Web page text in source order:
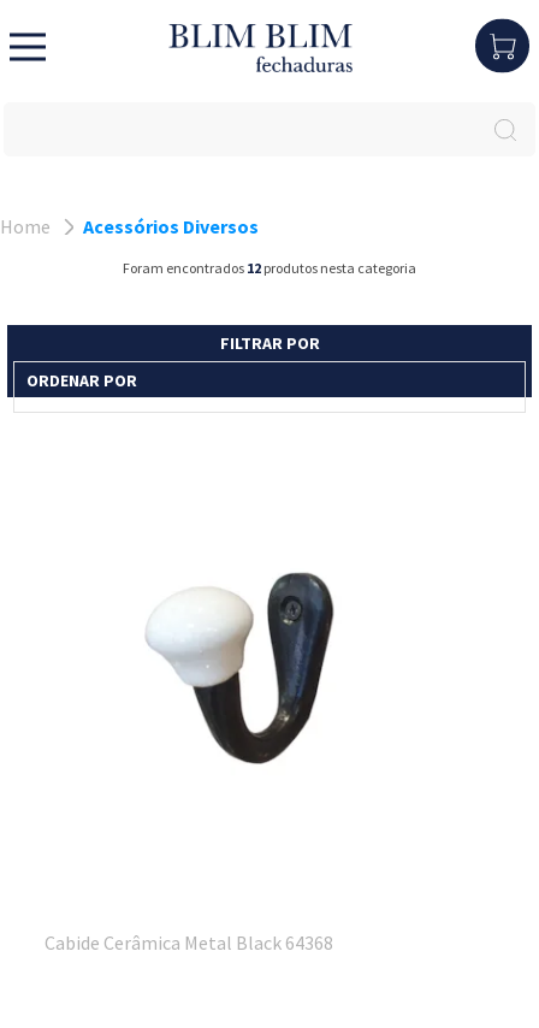
Home Acessórios Diversos
Foram encontrados 12 produtos nesta categoria
FILTRAR POR
ORDENAR POR
Cabide Cerâmica Metal Black 64368